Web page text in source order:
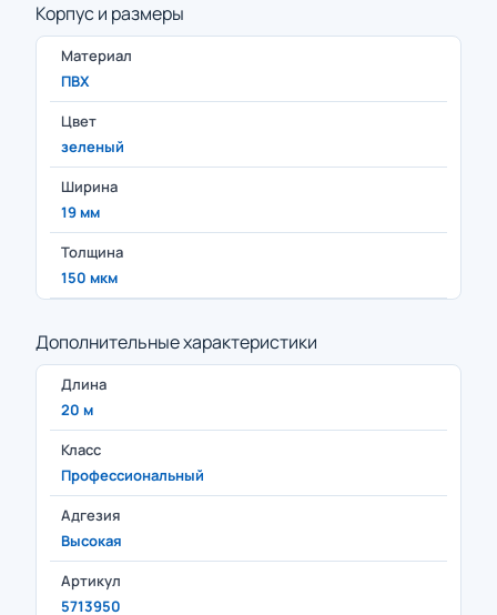
Корпус и размеры
Материал
ПВХ
Цвет
зеленый
Ширина
19 мм
Толщина
150 мкм
Дополнительные характеристики
Длина
20 м
Класс
Профессиональный
Адгезия
Высокая
Артикул
5713950